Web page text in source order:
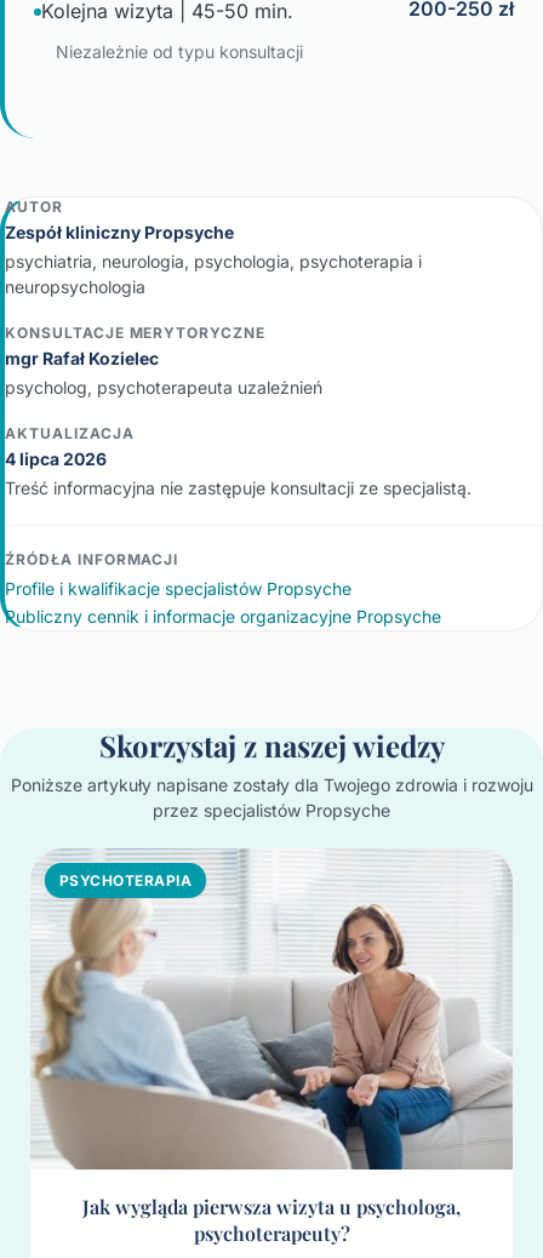
Kolejna wizyta | 45-50 min. 200-250 zł
Niezależnie od typu konsultacji
AUTOR
Zespół kliniczny Propsyche
psychiatria, neurologia, psychologia, psychoterapia i
neuropsychologia
KONSULTACJE MERYTORYCZNE
mgr Rafał Kozielec
psycholog, psychoterapeuta uzależnień
AKTUALIZACJA
4 lipca 2026
Treść informacyjna nie zastępuje konsultacji ze specjalistą.
ŹRÓDŁA INFORMACJI
Profile i kwalifikacje specjalistów Propsyche
Publiczny cennik i informacje organizacyjne Propsyche
Skorzystaj z naszej wiedzy
Poniższe artykuły napisane zostały dla Twojego zdrowia i rozwoju
przez specjalistów Propsyche
PSYCHOTERAPIA
Jak wygląda pierwsza wizyta u psychologa,
psychoterapeuty?